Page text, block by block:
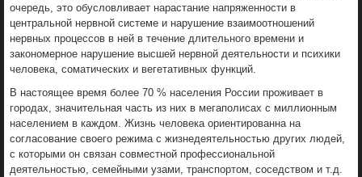
очередь, это обусловливает нарастание напряженности в
центральной нервной системе и нарушение взаимоотношений
нервных процессов в ней в течение длительного времени и
закономерное нарушение высшей нервной деятельности и психики
человека, соматических и вегетативных функций.
В настоящее время более 70 % населения России проживает в
городах, значительная часть из них в мегаполисах с миллионным
населением в каждом. Жизнь человека ориентированна на
согласование своего режима с жизнедеятельностью других людей,
с которыми он связан совместной профессиональной
деятельностью, семейными узами, транспортом, соседством и т.д.